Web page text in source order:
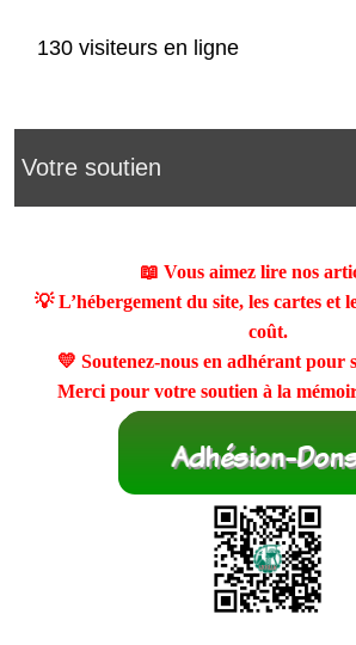
130 visiteurs en ligne
Votre soutien
📖 Vous aimez lire nos
💡 L’hébergement du site, les cartes et
coût.
💛 Soutenez-nous en adhérant pour
Merci pour votre soutien à la